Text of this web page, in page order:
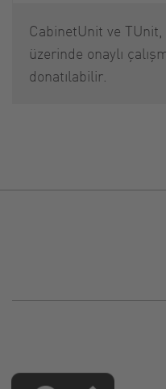
CabinetUnit ve
üzerinde onaylı
donatılabilir.